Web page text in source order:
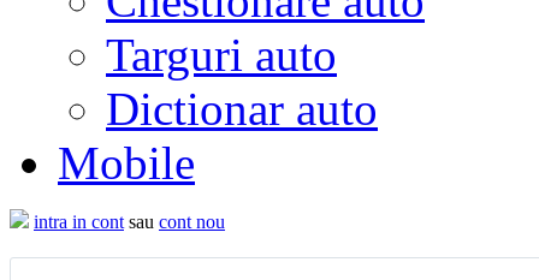
Targuri auto
Dictionar auto
Mobile
intra in cont sau cont nou